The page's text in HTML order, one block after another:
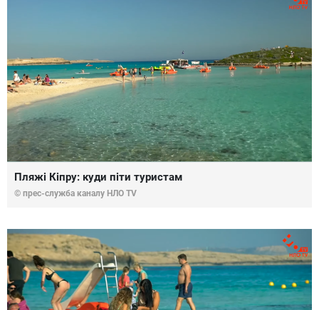
Пляжі Кіпру: куди піти туристам
© прес-служба каналу НЛО TV